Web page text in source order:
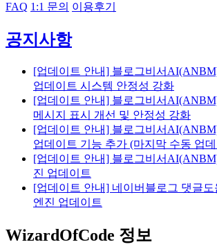
FAQ 1:1 문의 이용후기
공지사항
[업데이트 안내] 블로그비서
업데이트 시스템 안정성 강화
[업데이트 안내] 블로그비서
메시지 표시 개선 및 안정성 강화
[업데이트 안내] 블로그비서
업데이트 기능 추가 (마지막 수동 업
[업데이트 안내] 블로그비서AI(ANBM)
진 업데이트
[업데이트 안내] 네이버블로그 댓글도
엔진 업데이트
WizardOfCode 정보